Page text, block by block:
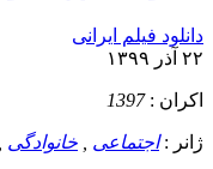
دانلود فیلم ایرانی
۲۲ آذر ۱۳۹۹
اکران :1397
ژانر :اجتماعی خانوادگی